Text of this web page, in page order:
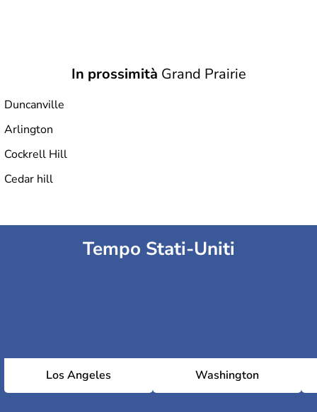
In prossimità Grand Prairie
Duncanville
Arlington
Cockrell Hill
Cedar hill
Tempo Stati-Uniti
Los Angeles Washington